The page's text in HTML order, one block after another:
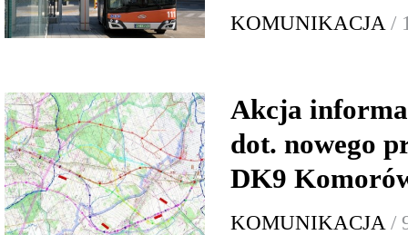
KOMUNIKACJA /
Akcja
dot. nowego
DK9
KOMUNIKACJA /